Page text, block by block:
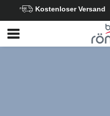
Hauptinhalt
springen
Kostenloser Versand